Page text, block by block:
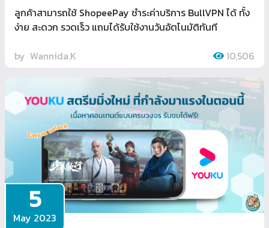
ลูกค้าสามารถใช้ ShopeePay ชำระค่าบริการ BullVPN ได้ ทั้ง
ง่าย สะดวก รวดเร็ว แถมได้รับใช้งานวันอัตโนมัติทันที
by Wannida.K 10,506
5
May 2023